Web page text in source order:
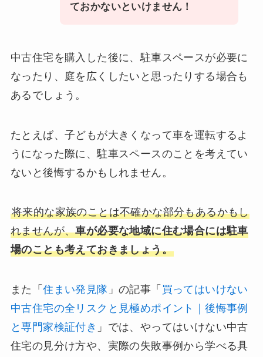
ておかないといけません！
中古住宅を購入した後に、駐車スペースが必要に
なったり、庭を広くしたいと思ったりする場合も
あるでしょう。
たとえば、子どもが大きくなって車を運転するよ
うになった際に、駐車スペースのことを考えてい
ないと後悔するかもしれません。
将来的な家族のことは不確かな部分もあるかもし
れませんが、車が必要な地域に住む場合には駐車
場のことも考えておきましょう。
また「住まい発見隊 」の記事「 買ってはいけない
中古住宅の全リスクと見極めポイント｜後悔事例
と専門家検証付き 」では、やってはいけない中古
住宅の見分け方や、実際の失敗事例から学べる具